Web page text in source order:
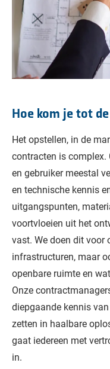
Hoe kom je tot
Het opstellen, in de
contracten is complex.
en gebruiker meestal
en technische kennis
uitgangspunten,
voortvloeien uit het
vast. We doen dit voor
infrastructuren, maar
openbare ruimte en
Onze
diepgaande kennis
zetten in haalbare
gaat iedereen met
in.